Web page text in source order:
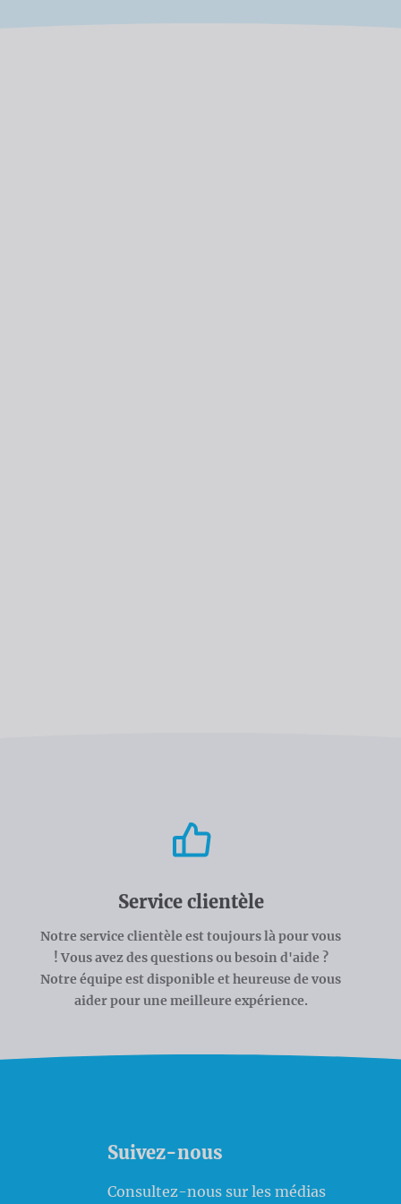
Service clientèle
Notre service clientèle est toujours là pour vous
! Vous avez des questions ou besoin d'aide ?
Notre équipe est disponible et heureuse de vous
aider pour une meilleure expérience.
Suivez-nous
Consultez-nous sur les médias